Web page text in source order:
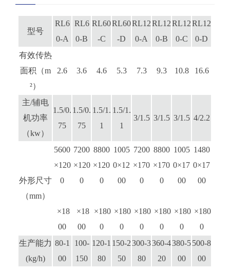
型号
RL6
0-A
RL6
0-B
RL60
-C
RL60
-D
RL12
0-A
RL12
0-B
RL12
0-C
RL12
0-D
有效传热
面积（m
²）
2.6 3.6 4.6 5.3 7.3 9.3 10.8 16.6
主/辅电
机功率
（kw）
1.5/0.
75
1.5/0.
75
1.5/1.
1
1.5/1.
1
3/1.5 3/1.5 3/1.5 4/2.2
外形尺寸
（mm）
5600
×120
0
×18
00
7200
×120
0
×18
00
8800
×120
0
×180
0
1005
0×12
00
×180
0
7200
×170
0
×180
0
8800
×170
0
×180
0
1005
0×17
00
×180
0
1480
0×17
00
×180
0
生产能力
(kg/h)
80-1
00
100-
150
120-1
80
150-2
50
300-3
80
360-4
20
380-5
00
500-8
00